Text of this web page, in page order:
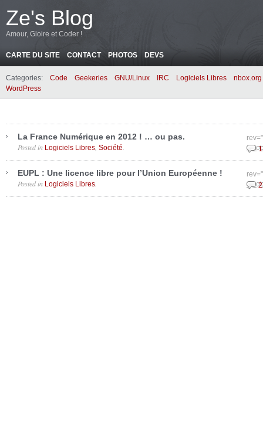
Ze's Blog
Amour, Gloire et Coder !
CARTE DU SITE CONTACT PHOTOS DEVS
Categories: Code Geekeries GNU/Linux IRC Logiciels Libres
nbox.org
WordPress
La France Numérique en 2012 ! … ou pas.
Posted in Logiciels Libres Société
EUPL : Une licence libre pour l’Union Européenne !
Posted in Logiciels Libres